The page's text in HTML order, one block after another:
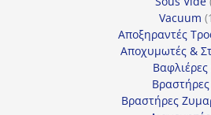
Vacuum 1
Αποξηραντές
Αποχυμωτές &
Βαφλιέρες
Βραστήρες
Βραστήρες